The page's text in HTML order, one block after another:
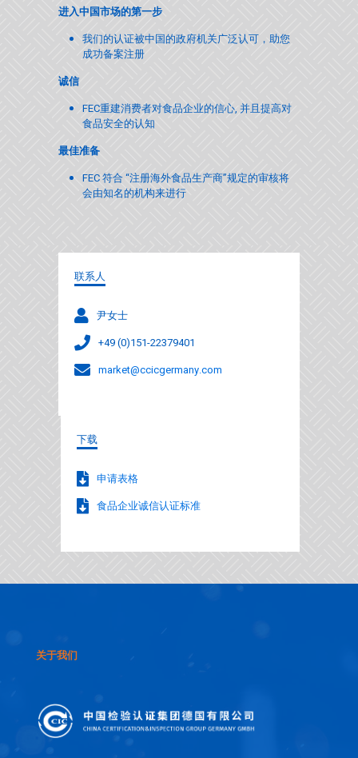
进入中国市场的第一步
我们的认证被中国的政府机关广泛认可，助您
成功备案注册
诚信
FEC重建消费者对食品企业的信心, 并且提高对
食品安全的认知
最佳准备
FEC 符合 “注册海外食品生产商”规定的审核将
会由知名的机构来进行
联系人
尹女士
+49 (0)151-22379401
market@ccicgermany.com
下载
申请表格
食品企业诚信认证标准
关于我们